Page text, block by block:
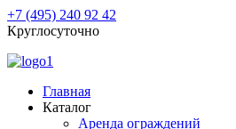
+7 (495) 240 92 42
Круглосуточно
Главная
Каталог
Аренда ограждений